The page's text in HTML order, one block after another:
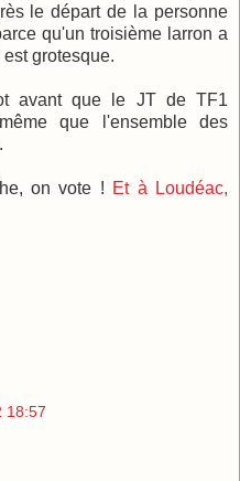
le départ de la personne
qu'un troisième larron a
grotesque.
avant que le JT de TF1
que l'ensemble des
on vote ! Et à Loudéac,
18:57